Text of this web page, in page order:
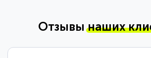
Отзывынаших